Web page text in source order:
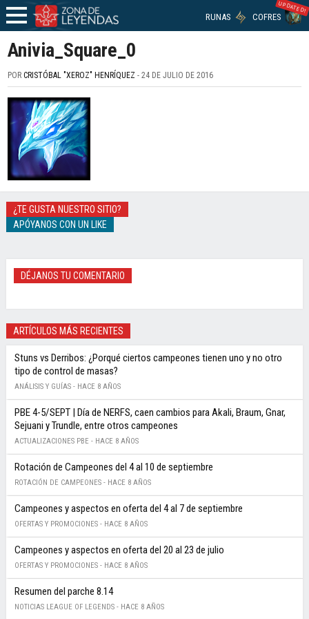
RUNAS COFRES
UPDATED!
Anivia_Square_0
PORCRISTÓBAL "XEROZ" HENRÍQUEZ - 24 DE JULIO DE 2016
¿TE GUSTA NUESTRO SITIO?
APÓYANOS CON UN LIKE
DÉJANOS TU COMENTARIO
ARTÍCULOS MÁS RECIENTES
Stuns vs Derribos: ¿Porqué ciertos campeones tienen uno y no otro
tipo de control de masas?
ANÁLISIS Y GUÍAS - HACE 8 AÑOS
PBE 4-5/SEPT | Día de NERFS, caen cambios para Akali, Braum, Gnar,
Sejuani y Trundle, entre otros campeones
ACTUALIZACIONES PBE - HACE 8 AÑOS
Rotación de Campeones del 4 al 10 de septiembre
ROTACIÓN DE CAMPEONES - HACE 8 AÑOS
Campeones y aspectos en oferta del 4 al 7 de septiembre
OFERTAS Y PROMOCIONES - HACE 8 AÑOS
Campeones y aspectos en oferta del 20 al 23 de julio
OFERTAS Y PROMOCIONES - HACE 8 AÑOS
Resumen del parche 8.14
NOTICIAS LEAGUE OF LEGENDS - HACE 8 AÑOS